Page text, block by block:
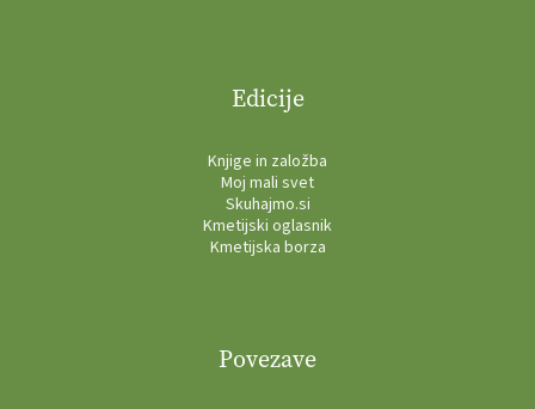
Edicije
Knjige in založba
Moj mali svet
Skuhajmo.si
Kmetijski oglasnik
Kmetijska borza
Povezave